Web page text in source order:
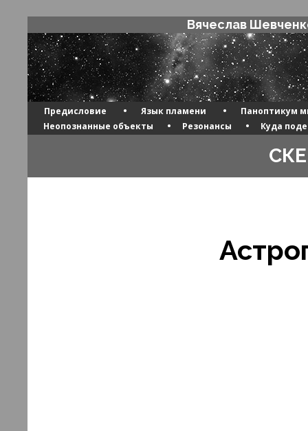
Вячеслав
Предисловие • Язык пламени •
Паноптикум
Неопознанные объекты
• Резонансы • Куда